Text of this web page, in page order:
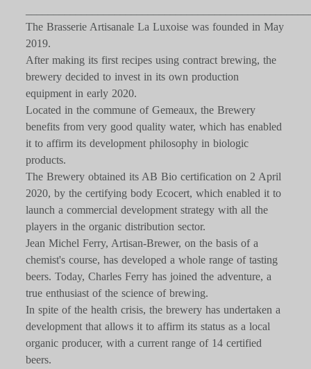
The Brasserie Artisanale La Luxoise was founded in May
2019.
After making its first recipes using contract brewing, the
brewery decided to invest in its own production
equipment in early 2020.
Located in the commune of Gemeaux, the Brewery
benefits from very good quality water, which has enabled
it to affirm its development philosophy in biologic
products.
The Brewery obtained its AB Bio certification on 2 April
2020, by the certifying body Ecocert, which enabled it to
launch a commercial development strategy with all the
players in the organic distribution sector.
Jean Michel Ferry, Artisan-Brewer, on the basis of a
chemist's course, has developed a whole range of tasting
beers. Today, Charles Ferry has joined the adventure, a
true enthusiast of the science of brewing.
In spite of the health crisis, the brewery has undertaken a
development that allows it to affirm its status as a local
organic producer, with a current range of 14 certified
beers.